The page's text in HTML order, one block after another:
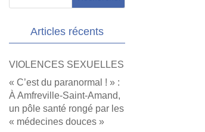
Articles récents
VIOLENCES SEXUELLES
« C’est du paranormal ! » :
À Amfreville-Saint-Amand,
un pôle santé rongé par les
« médecines douces »